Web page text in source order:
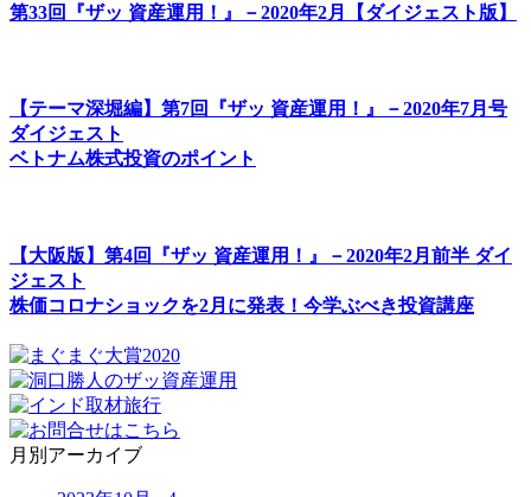
第33回『ザッ 資産運用！』－2020年2月【ダイジェスト版】
【テーマ深堀編】第7回『ザッ 資産運用！』－2020年7月号
ダイジェスト
ベトナム株式投資のポイント
【大阪版】第4回『ザッ 資産運用！』－2020年2月前半 ダイ
ジェスト
株価コロナショックを2月に発表！今学ぶべき投資講座
月別アーカイブ